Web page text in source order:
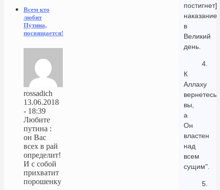
постигнет]
наказание
в
Великий
день.
4.
К
Аллаху
вернетесь
вы,
а
Он
властен
над
всем
сущим".
5.
Всем кто
любит
Путина,
посвящается!
rossadich
13.06.2018
- 18:39
Любите
путина :
он Вас
всех в рай
определит!
И с собой
прихватит
порошенку